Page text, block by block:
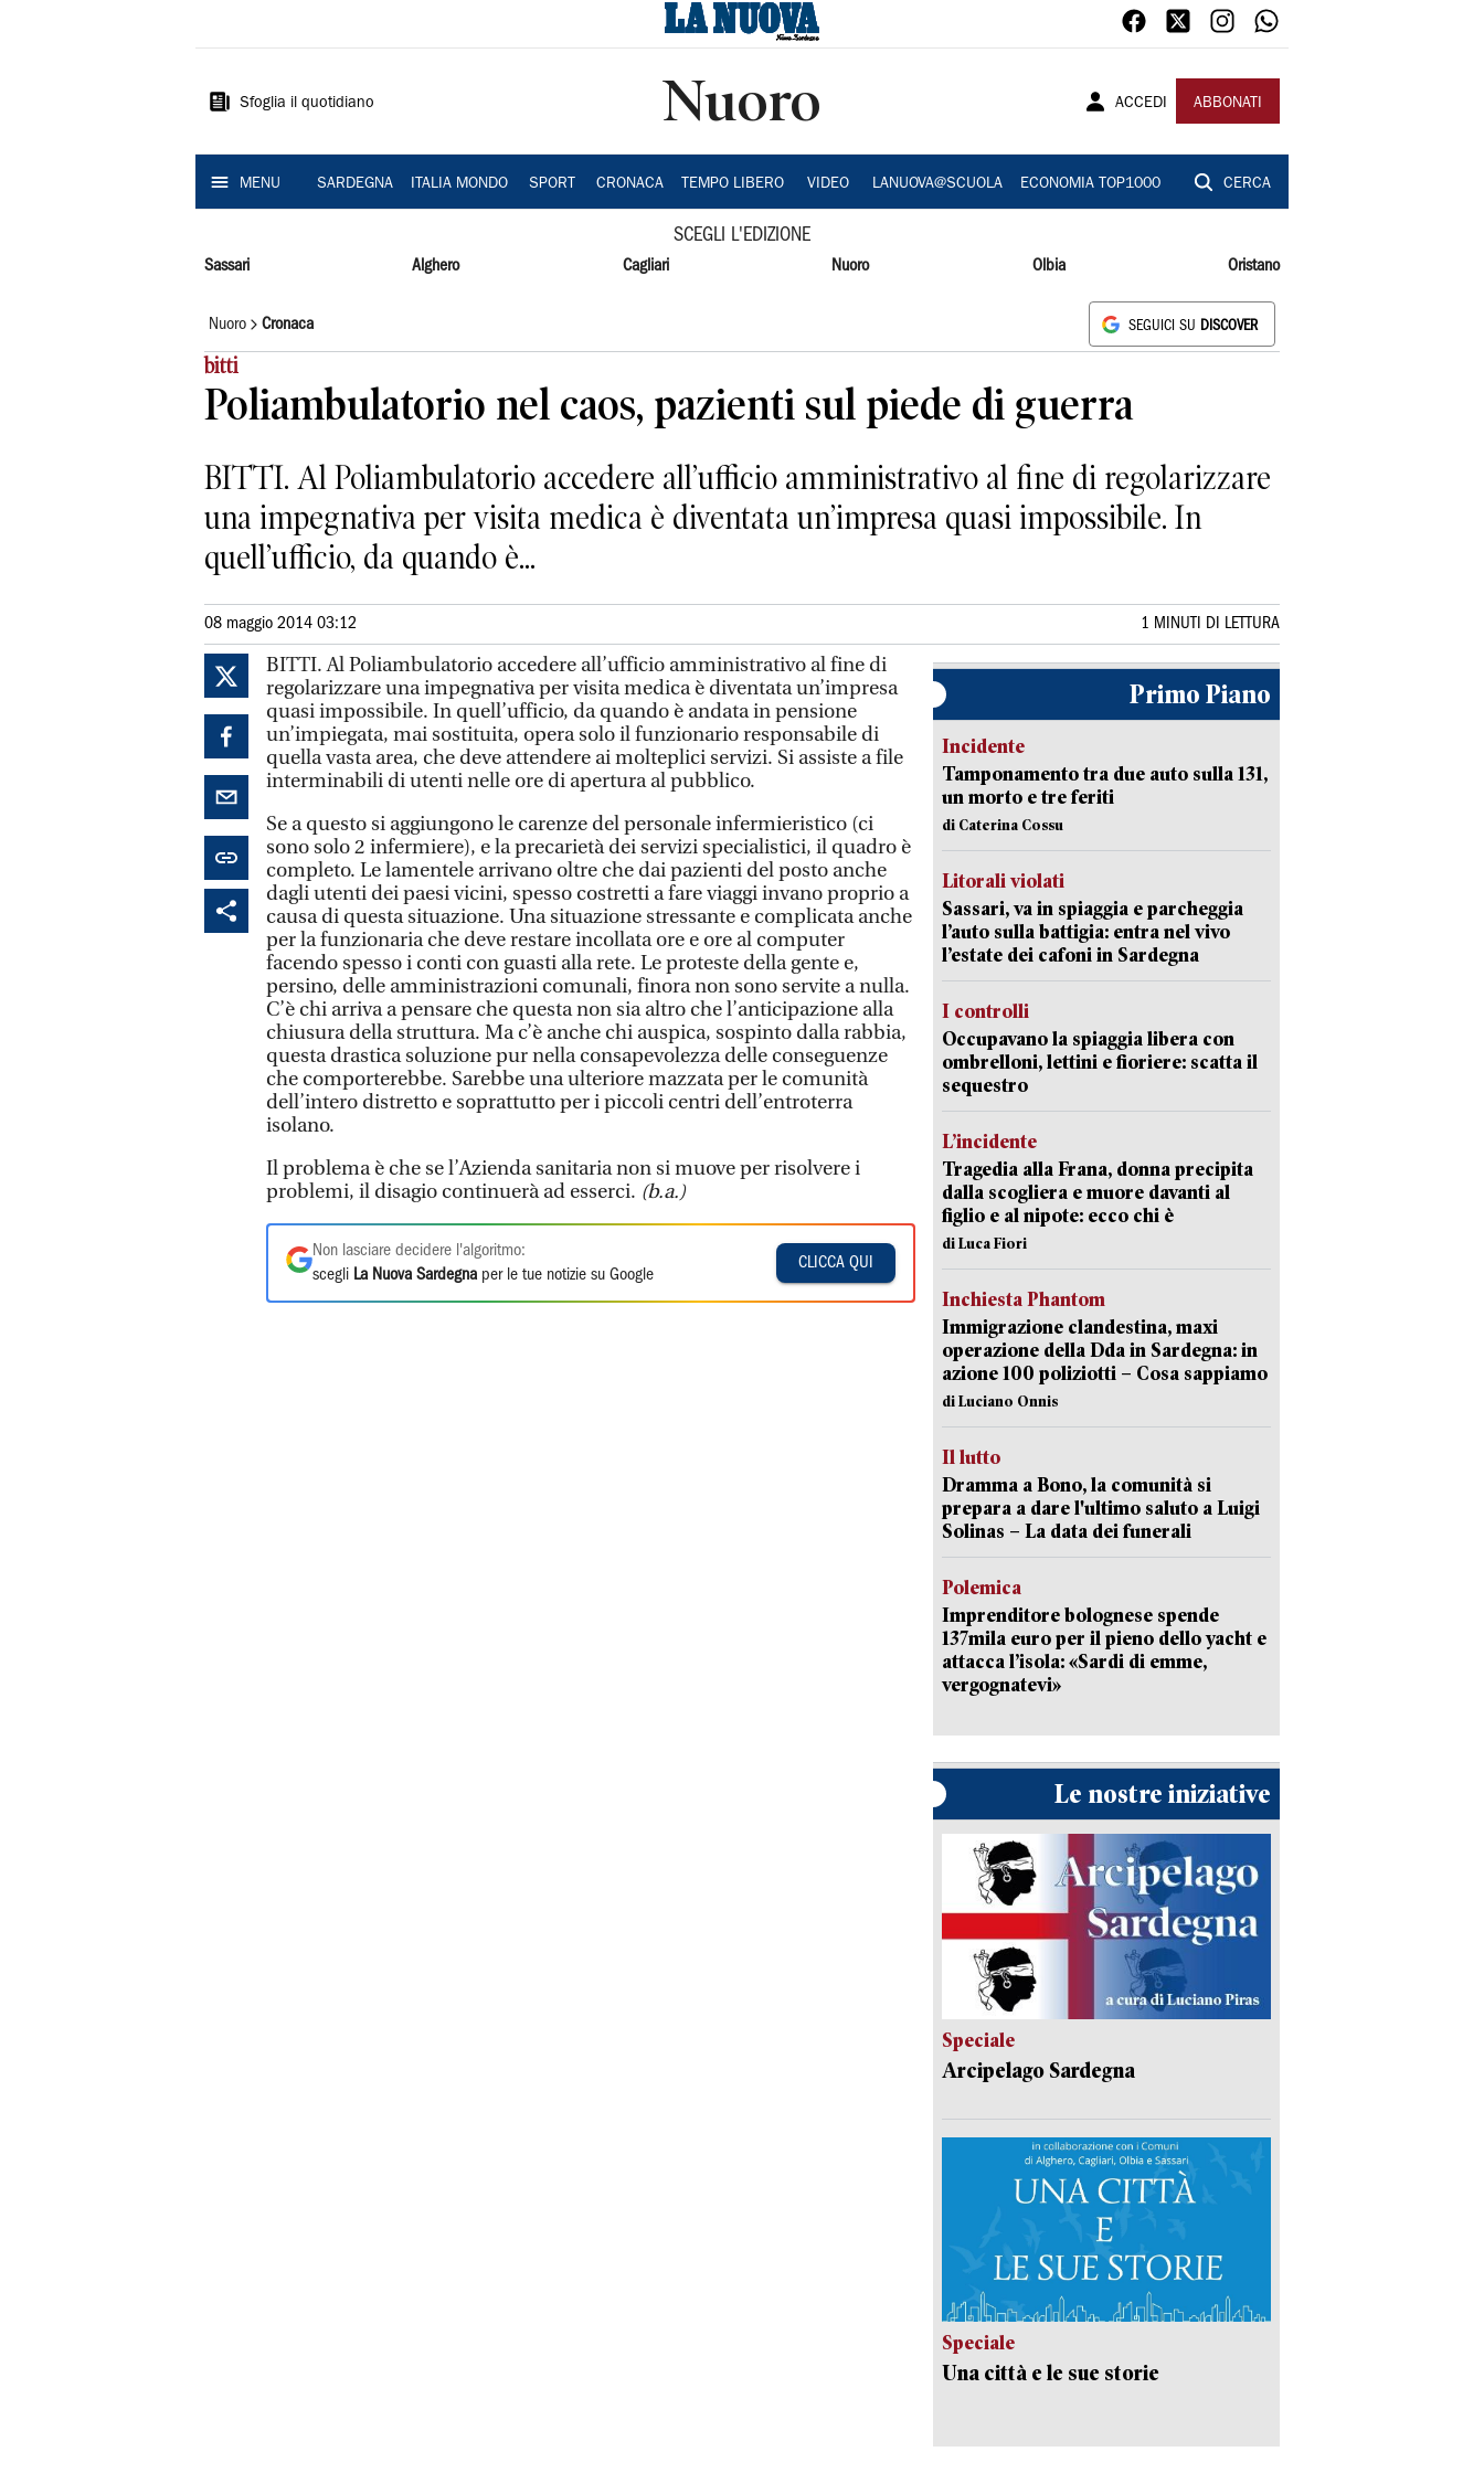
Sardegna
Sfoglia il quotidiano Nuoro ACCEDI ABBONATI
MENU SARDEGNA ITALIA MONDO SPORT CRONACA TEMPO LIBERO VIDEO LANUOVA@SCUOLA ECONOMIA TOP1000 CERCA
SCEGLI L'EDIZIONE
Sassari Alghero Cagliari Nuoro Olbia Oristano
Nuoro Cronaca SEGUICI SU DISCOVER
bitti
Poliambulatorio nel caos, pazienti sul piede di guerra
BITTI. Al Poliambulatorio accedere all’ufficio amministrativo al fine di regolarizzare
una impegnativa per visita medica è diventata un’impresa quasi impossibile. In
quell’ufficio, da quando è...
08 maggio 2014 03:12 1 MINUTI DI LETTURA
BITTI. Al Poliambulatorio accedere all’ufficio amministrativo al fine di
regolarizzare una impegnativa per visita medica è diventata un’impresa
quasi impossibile. In quell’ufficio, da quando è andata in pensione
un’impiegata, mai sostituita, opera solo il funzionario responsabile di
quella vasta area, che deve attendere ai molteplici servizi. Si assiste a file
interminabili di utenti nelle ore di apertura al pubblico.
Se a questo si aggiungono le carenze del personale infermieristico (ci
sono solo 2 infermiere), e la precarietà dei servizi specialistici, il quadro è
completo. Le lamentele arrivano oltre che dai pazienti del posto anche
dagli utenti dei paesi vicini, spesso costretti a fare viaggi invano proprio a
causa di questa situazione. Una situazione stressante e complicata anche
per la funzionaria che deve restare incollata ore e ore al computer
facendo spesso i conti con guasti alla rete. Le proteste della gente e,
persino, delle amministrazioni comunali, finora non sono servite a nulla.
C’è chi arriva a pensare che questa non sia altro che l’anticipazione alla
chiusura della struttura. Ma c’è anche chi auspica, sospinto dalla rabbia,
questa drastica soluzione pur nella consapevolezza delle conseguenze
che comporterebbe. Sarebbe una ulteriore mazzata per le comunità
dell’intero distretto e soprattutto per i piccoli centri dell’entroterra
isolano.
Il problema è che se l’Azienda sanitaria non si muove per risolvere i
problemi, il disagio continuerà ad esserci. (b.a.)
Non lasciare decidere l'algoritmo:
scegli La Nuova Sardegna per le tue notizie su Google
CLICCA QUI
Primo Piano
Incidente
Tamponamento tra due auto sulla 131,
un morto e tre feriti
di Caterina Cossu
Litorali violati
Sassari, va in spiaggia e parcheggia
l’auto sulla battigia: entra nel vivo
l’estate dei cafoni in Sardegna
I controlli
Occupavano la spiaggia libera con
ombrelloni, lettini e fioriere: scatta il
sequestro
L’incidente
Tragedia alla Frana, donna precipita
dalla scogliera e muore davanti al
figlio e al nipote: ecco chi è
di Luca Fiori
Inchiesta Phantom
Immigrazione clandestina, maxi
operazione della Dda in Sardegna: in
azione 100 poliziotti – Cosa sappiamo
di Luciano Onnis
Il lutto
Dramma a Bono, la comunità si
prepara a dare l'ultimo saluto a Luigi
Solinas – La data dei funerali
Polemica
Imprenditore bolognese spende
137mila euro per il pieno dello yacht e
attacca l’isola: «Sardi di emme,
vergognatevi»
Le nostre iniziative
Speciale
Arcipelago Sardegna
Speciale
Una città e le sue storie